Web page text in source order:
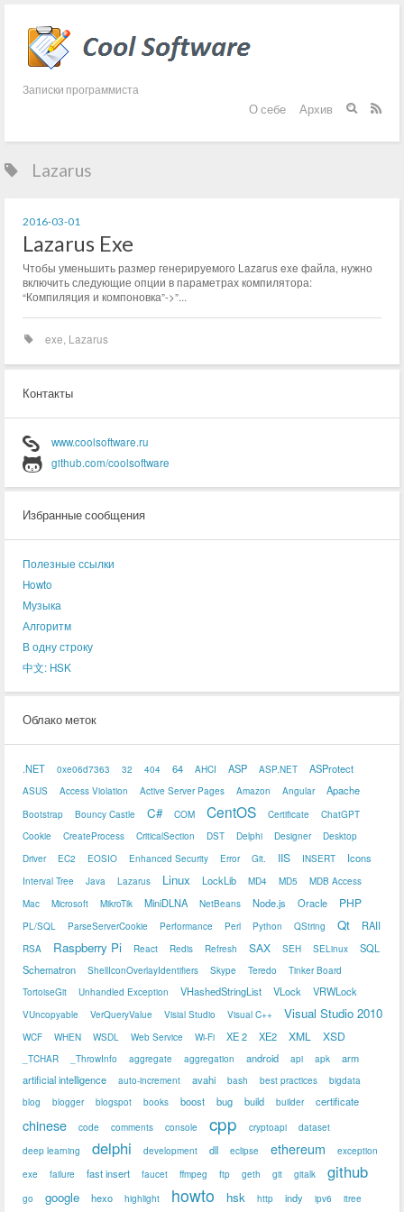
Записки программиста
О себе Архив  
Lazarus
2016-03-01
Lazarus Exe
Чтобы уменьшить размер генерируемого Lazarus exe файла, нужно
включить следующие опции в параметрах компилятора:
“Компиляция и компоновка”->”...
exe Lazarus
Контакты
www.coolsoftware.ru
github.com/coolsoftware
Избранные сообщения
Полезные ссылки
Howto
Музыка
Алгоритм
В одну строку
中文: HSK
Облако меток
.NET 0xe06d7363 32 404 64 AHCI ASP ASP.NET ASProtect
ASUS Access Violation Active Server Pages Amazon Angular Apache
Bootstrap Bouncy Castle C# COM CentOS Certificate
ChatGPT
Cookie
CreateProcess CriticalSection DST Delphi Designer
Desktop
Driver
EC2 EOSIO Enhanced Security Error Git. IIS INSERT Icons
Interval Tree Java Lazarus Linux LockLib MD4 MD5
MDB Access
Mac
Microsoft MikroTik MiniDLNA NetBeans Node.js Oracle PHP
PL/SQL ParseServerCookie Performance Perl Python QString Qt RAII
RSA Raspberry Pi React Redis Refresh SAX SEH SELinux
SQL
Schematron
ShellIconOverlayIdentifiers Skype Teredo
Tinker Board
TortoiseGit
Unhandled Exception VHashedStringList VLock VRWLock
VUncopyable VerQueryValue Visial Studio Visual C++ Visual Studio 2010
WCF WHEN WSDL Web Service Wi-Fi XE 2 XE2 XML XSD
_TCHAR _ThrowInfo aggregate aggregation android api apk
arm
artificial intelligence
auto-increment avahi bash best practices
bigdata
blog
blogger blogspot books boost bug build builder certificate
chinese code comments console cpp cryptoapi
dataset
deep learning
delphi development dll eclipse ethereum
exception
exe
failure fast insert faucet ffmpeg ftp geth git gitalk github
go google hexo highlight howto hsk http indy ipv6 itree